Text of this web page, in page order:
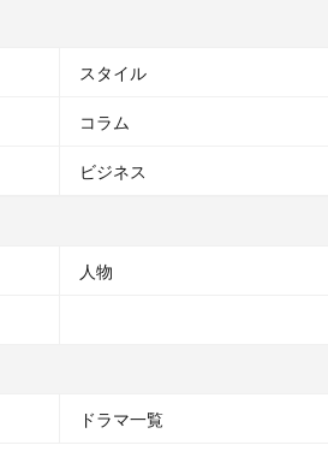
スタイル
コラム
ビジネス
人物
ドラマ一覧